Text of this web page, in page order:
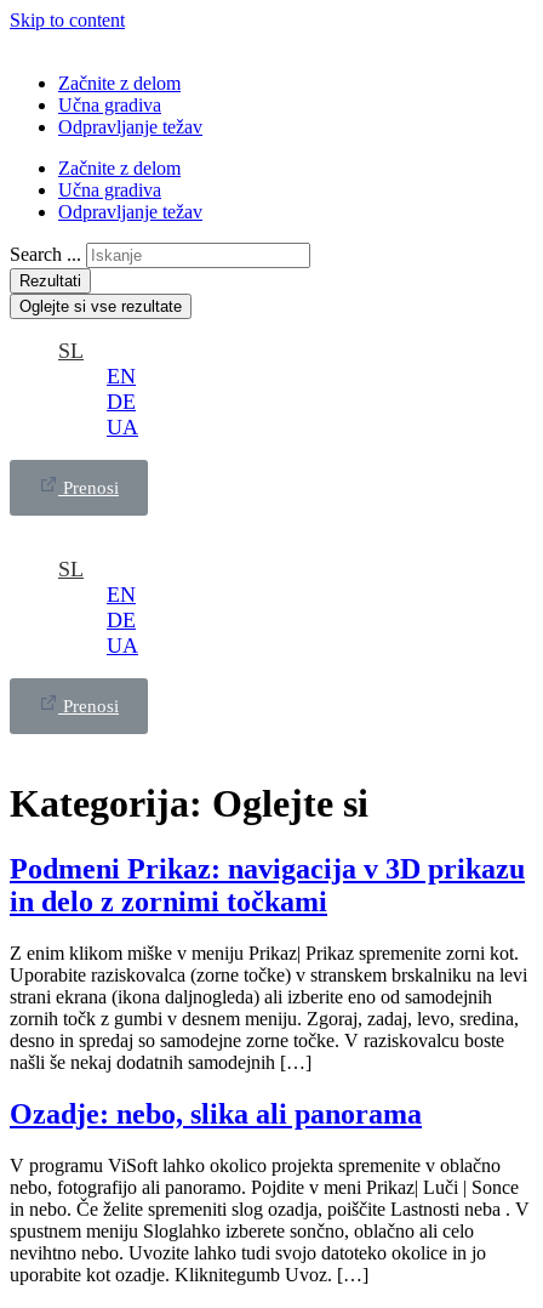
Skip to content
Začnite z delom
Učna gradiva
Odpravljanje težav
Začnite z delom
Učna gradiva
Odpravljanje težav
Search ...
Rezultati
Oglejte si vse rezultate
SL
EN
DE
UA
Prenosi
SL
EN
DE
UA
Prenosi
Kategorija: Oglejte si
Podmeni Prikaz: navigacija v 3D prikazu
in delo z zornimi točkami
Z enim klikom miške v meniju Prikaz| Prikaz spremenite zorni kot.
Uporabite raziskovalca (zorne točke) v stranskem brskalniku na levi
strani ekrana (ikona daljnogleda) ali izberite eno od samodejnih
zornih točk z gumbi v desnem meniju. Zgoraj, zadaj, levo, sredina,
desno in spredaj so samodejne zorne točke. V raziskovalcu boste
našli še nekaj dodatnih samodejnih […]
Ozadje: nebo, slika ali panorama
V programu ViSoft lahko okolico projekta spremenite v oblačno
nebo, fotografijo ali panoramo. Pojdite v meni Prikaz| Luči | Sonce
in nebo. Če želite spremeniti slog ozadja, poiščite Lastnosti neba . V
spustnem meniju Sloglahko izberete sončno, oblačno ali celo
nevihtno nebo. Uvozite lahko tudi svojo datoteko okolice in jo
uporabite kot ozadje. Kliknitegumb Uvoz. […]